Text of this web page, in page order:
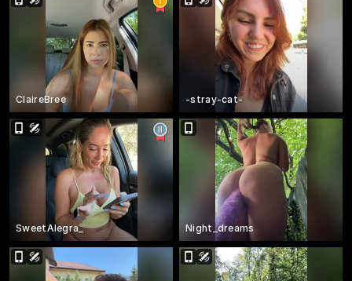
ClaireBree -stray-cat-
SweetAlegra_ Night_dreams